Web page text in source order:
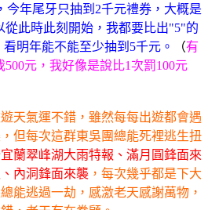
今年尾牙只抽到2千元禮券，大概是
從此時此刻開始，我都要比出"5"的
明年能不能至少抽到5千元。
（有
元，我好像是說比1次罰100元
天氣運不錯，雖然每每出遊都會遇
但每次這群東吳團總能死裡逃生扭
蘭翠峰湖大雨特報、滿月圓鋒面來
內洞鋒面來襲 ，每次幾乎都是下大
能逃過一劫，感激老天感謝萬物，